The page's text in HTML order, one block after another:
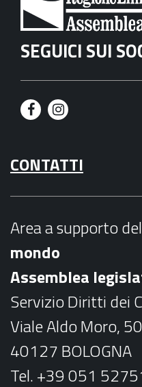
SEGUICI SUI
F
c
e
k
I
s
t
a
m
CONTATTI
Area a supporto
mondo
Assemblea
Servizio Diritti dei
Viale Aldo Moro, 50
40127 BOLOGNA
Tel. +39 051